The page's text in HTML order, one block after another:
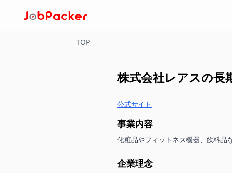
TOP
株式会社レアスの長
公式サイト
事業内容
化粧品やフィットネス機器、飲料品
企業理念